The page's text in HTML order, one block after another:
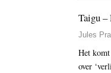
Taigu –
Jules
Het
over